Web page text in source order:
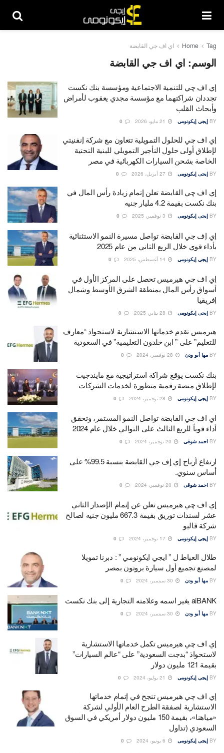
Home Tag اي اف جي القابضة
الوسم: اي اف جي القابضة
إي اف چي للتنمية الاجتماعية ومؤسسة بنك نكست
تجددان شراكتهما مع مؤسسة مجدي يعقوب لأمراض
وأبحاث القلب
BY إيجى إيكونومى
إي اف چي للحلول التمويلية تتعاون مع شركة إنفنيتي
لإطلاق أولى حلول التأجير التمويلي للبنية التحتية
الخاصة بشحن السيارات الكهربائية في مصر
BY إيجى إيكونومى
إي اف چي القابضة تعلن إتمام زيادة رأس المال في
بنك نكست بقيمة 4.2 مليار جنيه
BY إيجى إيكونومى
إي إف جي القابضة تواصل مسيرة النمو الاستثنائية
بأداء قوي خلال الربع الثاني من عام 2025
BY إيجى إيكونومى
إي اف چي هيرميس تحصل على المركز الأول في
أسواق رأس المال بمنطقة الشرق الأوسط وشمال
إفريقيا
BY إيجى إيكونومى
هيرميس تقدم خدماتها الاستشارية لاستحواذ “معارف
للتعليم” على ” ابن خلدون التعليمية” في السعودية
BY مها أبو ودن
بنك نكست يوقع شراكة استراتيجية مع مايندجيت
لإطلاق منصة رقمية متطورة لخدمات الشركات
BY إيجى إيكونومى
اي اف چي القابضة تواصل النمو المستمر، وتحقق
أداء قوياً للربع الثالث على التوالي خلال عام 2024
BY احمد شوقى
ارتفاع أرباح إي إف جي القابضة بنسبة 99.5% على
أساس سنوي.
BY احمد شوقى
إي اف چي هيرميس تعلن عن إتمام الإصدار الثاني
عشر لسندات توريق بقيمة 667.3 مليون جنيه لصالح
شركة ڤاليو
BY إيجى إيكونومى
طلال العياط ل ” ايجي ايكونومي ” : دبرنا تمويلا
لمصنع تجميع أول سيارة بروتون بمصر
BY مها أبو ودن
aiBANK يغير اسمه وعلامته التجارية إلى بنك نكست
BY مها أبو ودن
إي اف چي هيرميس تكمل خدماتها الاستشارية
لاستحواذ “بدجت السعودية” على “عالم السيارات”
بقيمة 121 مليون دولار
BY إيجى إيكونومى
إي اف چي هيرميس تنجح في إتمام خدماتها
الاستشارية لصفقة الطرح العام الأولي لشركة
«مياهنا»، بقيمة 150 مليون دولار أمريكي في السوق
السعودي (تداول
BY إيجى إيكونومى